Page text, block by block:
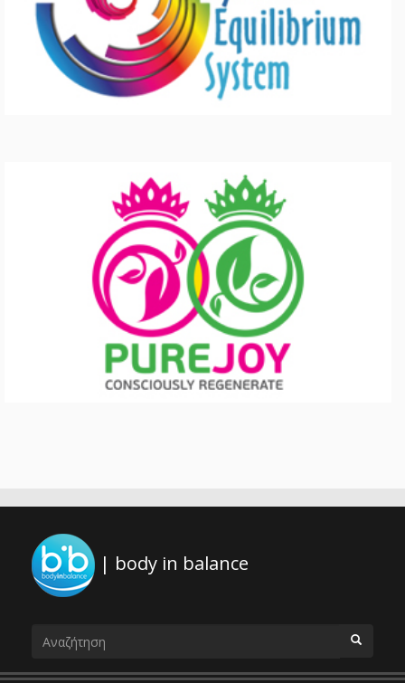
| body in balance
Φόρμα
αναζήτησης